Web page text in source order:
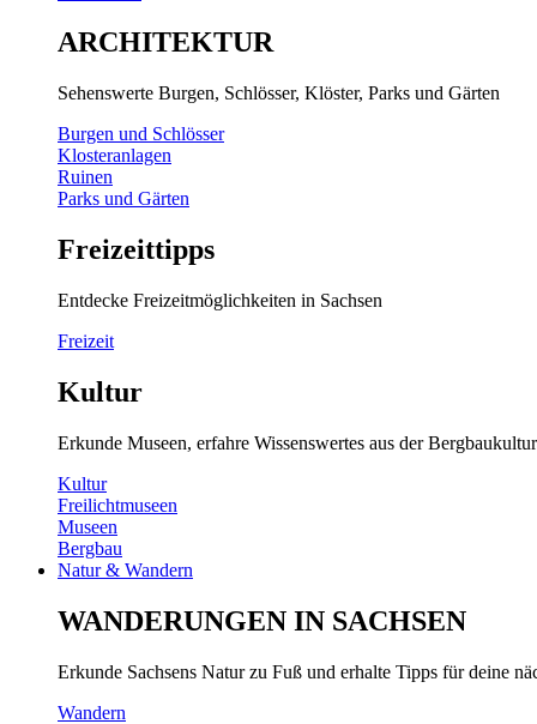
ARCHITEKTUR
Sehenswerte Burgen, Schlösser, Klöster, Parks und Gärten
Burgen und Schlösser
Klosteranlagen
Ruinen
Parks und Gärten
Freizeittipps
Entdecke Freizeitmöglichkeiten in Sachsen
Freizeit
Kultur
Erkunde Museen, erfahre Wissenswertes aus der
Kultur
Freilichtmuseen
Museen
Bergbau
Natur & Wandern
WANDERUNGEN IN SACHSEN
Erkunde Sachsens Natur zu Fuß und erhalte Tipps für deine
Wandern